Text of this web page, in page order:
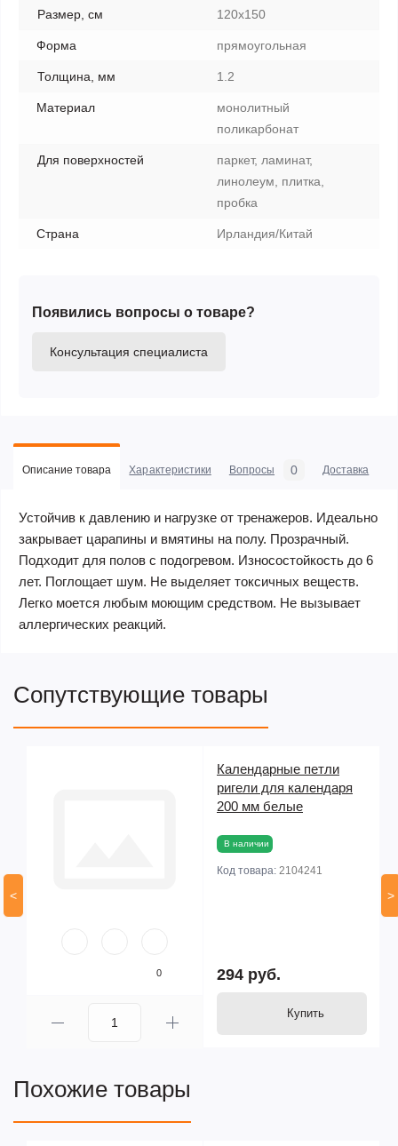
Размер, см 120х150
Форма прямоугольная
Толщина, мм 1.2
Материал
монолитный
поликарбонат
Для поверхностей
паркет, ламинат,
линолеум, плитка,
пробка
Страна Ирландия/Китай
Появились вопросы о товаре?
Консультация специалиста
Описание товара Характеристики Вопросы 0 Доставка
Устойчив к давлению и нагрузке от тренажеров. Идеально
закрывает царапины и вмятины на полу. Прозрачный.
Подходит для полов с подогревом. Износостойкость до 6
лет. Поглощает шум. Не выделяет токсичных веществ.
Легко моется любым моющим средством. Не вызывает
аллергических реакций.
Сопутствующие товары
<
0
Календарные петли
ригели для календаря
200 мм белые
В наличии
Код товара: 2104241
294 руб.
Купить
>
Похожие товары